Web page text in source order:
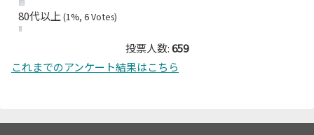
80代以上 (1%, 6 Votes)
投票人数:659
これまでのアンケート結果はこちら